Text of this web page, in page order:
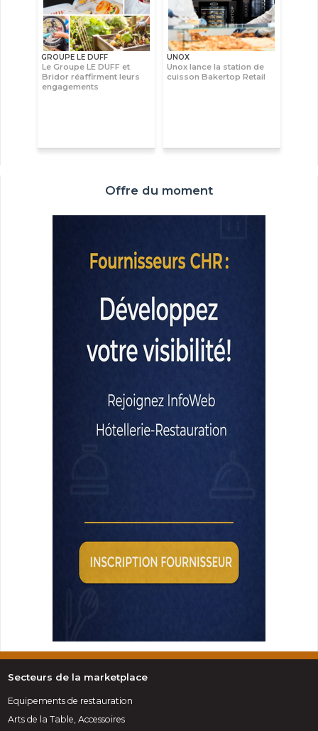
GROUPE LE DUFF
Le Groupe LE DUFF et
Bridor réaffirment leurs
engagements
UNOX
Unox lance la station de
cuisson Bakertop Retail
Offre du moment
Secteurs de la marketplace
Equipements de restauration
Arts de la Table, Accessoires